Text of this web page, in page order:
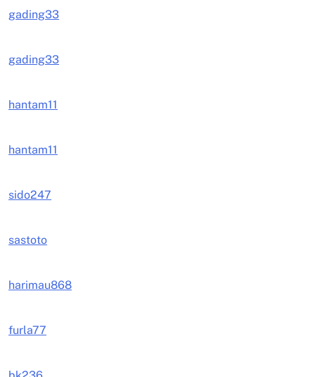
gading33
gading33
hantam11
hantam11
sido247
sastoto
harimau868
furla77